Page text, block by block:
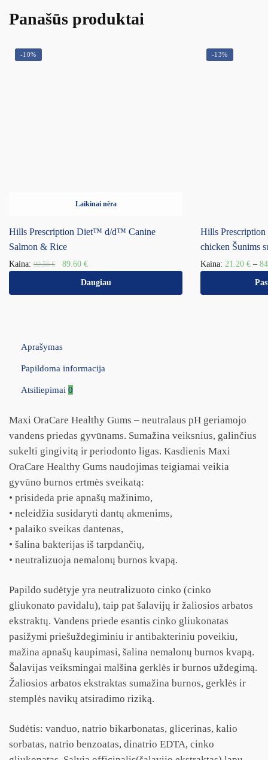
Panašūs produktai
-10%
Laikinai nėra
Hills Prescription Diet™ d/d™ Canine
Salmon & Rice
Kaina: 99.56€ 89.60 €
Daugiau
-13%
Hills
chicken Šunims
Kaina: 21.20 € –
Aprašymas
Papildoma informacija
Atsiliepimai 0
Maxi OraCare Healthy Gums – neutralaus pH geriamojo
vandens priedas gyvūnams. Sumažina veiksnius, galinčius
sukelti gingivitą ir periodonto ligas. Kasdienis Maxi
OraCare Healthy Gums naudojimas teigiamai veikia
gyvūno burnos ertmės sveikatą:
• prisideda prie apnašų mažinimo,
• neleidžia susidaryti dantų akmenims,
• palaiko sveikas dantenas,
• šalina bakterijas iš tarpdančių,
• neutralizuoja nemalonų burnos kvapą.
Papildo sudėtyje yra neutralizuoto cinko (cinko
gliukonato pavidalu), taip pat šalavijų ir žaliosios arbatos
ekstraktų. Vandens priede esantis cinko gliukonatas
pasižymi priešuždegiminiu ir antibakteriniu poveikiu,
mažina apnašų kaupimasi, šalina nemalonų burnos kvapą.
Šalavijas veiksmingai malšina gerklės ir burnos uždegimą.
Žaliosios arbatos ekstraktas sumažina burnos, gerklės ir
stemplės navikų atsiradimo riziką.
Sudėtis: vanduo, natrio bikarbonatas, glicerinas, kalio
sorbatas, natrio benzoatas, dinatrio EDTA, cinko